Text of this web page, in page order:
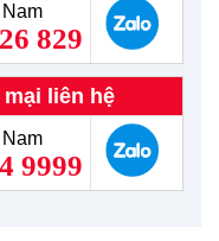
829
liên hệ
9999